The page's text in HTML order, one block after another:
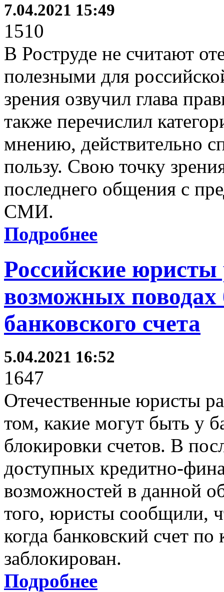
7.04.2021 15:49
1510
В Роструде не считают
полезными для
зрения озвучил глава
также перечислил
мнению, действительно
пользу. Свою точку
последнего общения с
СМИ.
Подробнее
Российские юристы
возможных поводах
банковского счета
5.04.2021 16:52
1647
Отечественные юристы
том, какие могут быть у
блокировки счетов. В
доступных кредитно-
возможностей в данной
того, юристы сообщили,
когда банковский счет
заблокирован.
Подробнее